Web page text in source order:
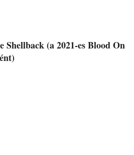
(a 2021-es Blood On